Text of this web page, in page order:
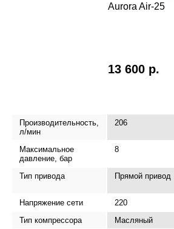
Aurora Air-25
13 600 р.
Производительность,
л/мин
206
Максимальное
давление, бар
8
Тип привода Прямой привод
Напряжение сети
220
Тип компрессора
Масляный